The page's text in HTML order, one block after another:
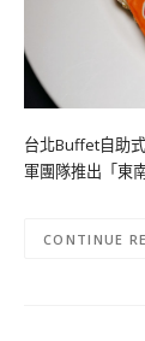
台北Buffet自助
軍團隊推出「東
CONTINUE